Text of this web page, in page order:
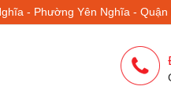
- Phường Yên Nghĩa -